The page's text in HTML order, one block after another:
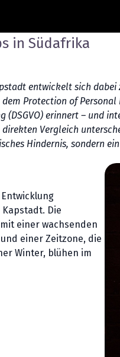
in Südafrika
entwickelt sich
Protection of
erinnert – und
Vergleich
Hindernis, sondern
Die
einer wachsenden
einer Zeitzone, die
Winter, blühen im